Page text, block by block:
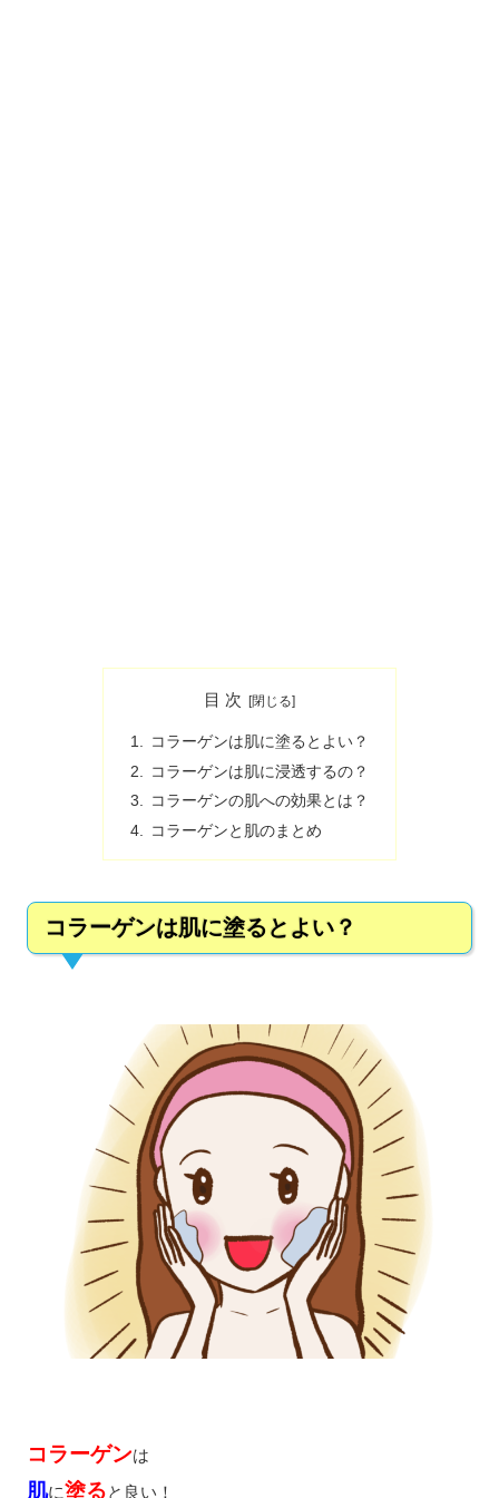
目 次
コラーゲンは肌に塗るとよい？
コラーゲンは肌に浸透するの？
コラーゲンの肌への効果とは？
コラーゲンと肌のまとめ
コラーゲンは肌に塗るとよい？
コラーゲンは
肌に塗ると良い！